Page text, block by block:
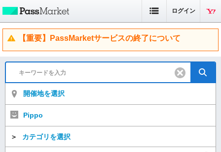
ログイン
【重要】PassMarketサービスの終了について
開催地を選択
Pippo
＞ カテゴリを選択